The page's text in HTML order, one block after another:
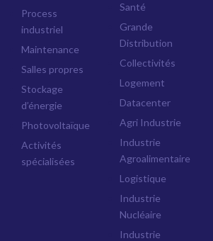
Process
industriel
Maintenance
Salles propres
Stockage
d’énergie
Photovoltaïque
Activités
spécialisées
Santé
Grande
Distribution
Collectivités
Logement
Datacenter
Agri Industrie
Industrie
Agroalimentaire
Logistique
Industrie
Nucléaire
Industrie